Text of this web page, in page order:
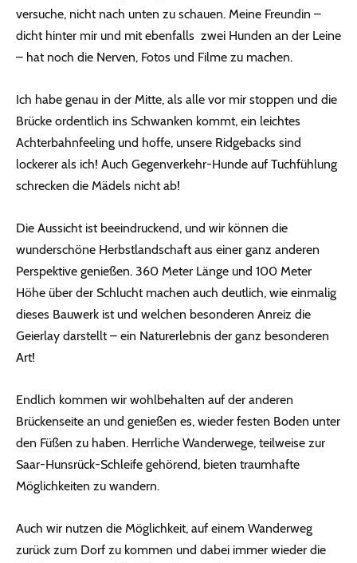
versuche, nicht nach unten zu schauen. Meine Freundin –
dicht hinter mir und mit ebenfalls zwei Hunden an der Leine
– hat noch die Nerven, Fotos und Filme zu machen.
Ich habe genau in der Mitte, als alle vor mir stoppen und die
Brücke ordentlich ins Schwanken kommt, ein leichtes
Achterbahnfeeling und hoffe, unsere Ridgebacks sind
lockerer als ich! Auch Gegenverkehr-Hunde auf Tuchfühlung
schrecken die Mädels nicht ab!
Die Aussicht ist beeindruckend, und wir können die
wunderschöne Herbstlandschaft aus einer ganz anderen
Perspektive genießen. 360 Meter Länge und 100 Meter
Höhe über der Schlucht machen auch deutlich, wie einmalig
dieses Bauwerk ist und welchen besonderen Anreiz die
Geierlay darstellt – ein Naturerlebnis der ganz besonderen
Art!
Endlich kommen wir wohlbehalten auf der anderen
Brückenseite an und genießen es, wieder festen Boden unter
den Füßen zu haben. Herrliche Wanderwege, teilweise zur
Saar-Hunsrück-Schleife gehörend, bieten traumhafte
Möglichkeiten zu wandern.
Auch wir nutzen die Möglichkeit, auf einem Wanderweg
zurück zum Dorf zu kommen und dabei immer wieder die